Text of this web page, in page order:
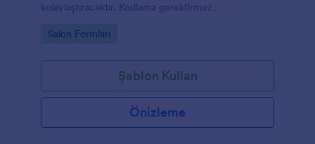
kolaylaştıracaktır. Kodlama gerektirmez.
Go to Category:
Salon Formları
Şablon Kullan
Önizleme